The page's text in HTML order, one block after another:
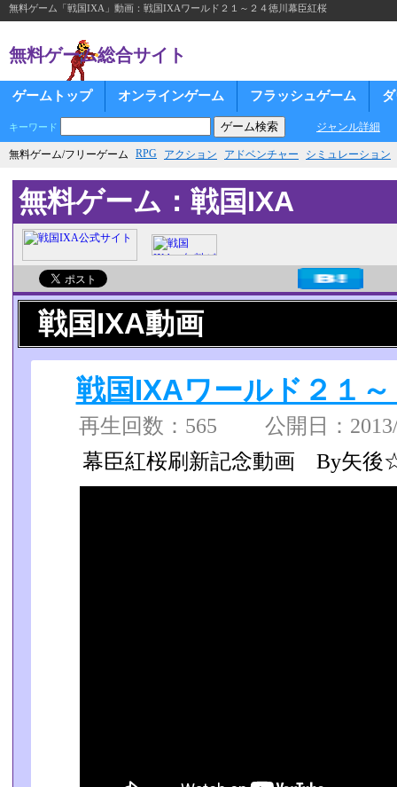
無料ゲーム「戦国IXA」動画：戦国IXAワールド２１～２４徳川幕臣紅桜
無料ゲーム総合サイト
ゲームトップ オンラインゲーム フラッシュゲーム
キーワード ジャンル詳細
無料ゲーム/フリーゲーム RPG アクション アドベンチャー シミュレーション
無料ゲーム：戦国IXA
戦国IXA動画
戦国IXAワールド２１
再生回数：565 公開日：
幕臣紅桜刷新記念動画 By矢後